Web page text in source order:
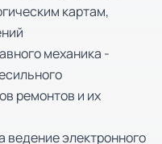
картам,
механика -
ремонтов и их
ведение электронного